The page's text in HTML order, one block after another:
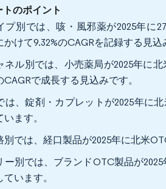
のポイント
プ別では、咳・風邪薬が2025年に
かけて9.32%のCAGRを記録する見込
ネル別では、小売薬局が2025年に
CAGRで成長する見込みです。
は、錠剤・カプレットが2025年に
ます。
別では、経口製品が2025年に北米
ー別では、ブランドOTC製品が
います。